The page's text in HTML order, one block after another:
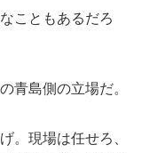
こともあるだろ
青島側の立場だ。
。現場は任せろ、